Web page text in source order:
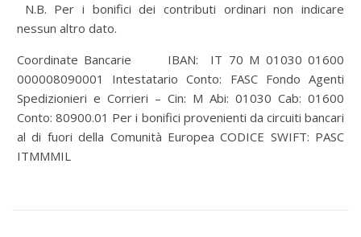
N.B. Per i bonifici dei contributi ordinari non indicare
nessun altro dato.
Coordinate Bancarie IBAN: IT 70 M 01030 01600
000008090001 Intestatario Conto: FASC Fondo Agenti
Spedizionieri e Corrieri – Cin: M Abi: 01030 Cab: 01600
Conto: 80900.01 Per i bonifici provenienti da circuiti bancari
al di fuori della Comunità Europea CODICE SWIFT: PASC
ITMMMIL